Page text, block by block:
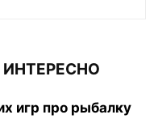
игр про рыбалку